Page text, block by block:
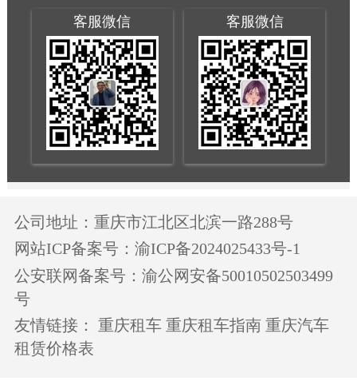
客服微信 客服微信
公司地址：重庆市江北区北滨一路288号
网站ICP备案号：渝ICP备2024025433号-1
公安联网备案号：渝公网安备50010502503499
号
友情链接：
重庆租车 重庆租车指南 重庆汽车
租赁价格表